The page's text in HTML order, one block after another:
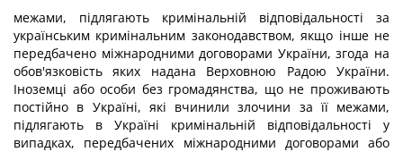
межами, підлягають кримінальній відповідальності за
українським кримінальним законодавством, якщо інше не
передбачено міжнародними договорами України, згода на
обов'язковість яких надана Верховною Радою України.
Іноземці або особи без громадянства, що не проживають
постійно в Україні, які вчинили злочини за її межами,
підлягають в Україні кримінальній відповідальності у
випадках, передбачених міжнародними договорами або